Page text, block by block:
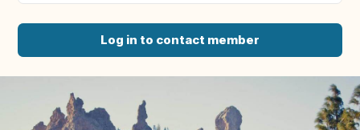
Log in to contact member